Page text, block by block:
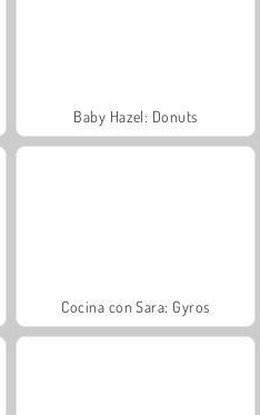
Baby Hazel: Donuts
Cocina con Sara: Gyros